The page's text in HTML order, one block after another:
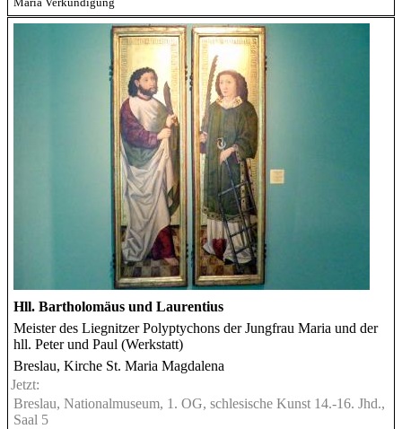
Hll. Bartholomäus und Laurentius
Meister des Liegnitzer Polyptychons der Jungfrau Maria und der
hll. Peter und Paul (Werkstatt)
Breslau, Kirche St. Maria Magdalena
Jetzt:
Breslau, Nationalmuseum, 1. OG, schlesische Kunst 14.-16. Jhd.,
Saal 5